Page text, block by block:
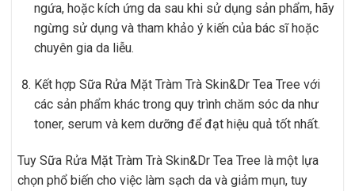
ngứa, hoặc kích ứng da sau khi sử dụng sản phẩm, hãy
ngừng sử dụng và tham khảo ý kiến của bác sĩ hoặc
chuyên gia da liễu.
Kết hợp Sữa Rửa Mặt Tràm Trà Skin&Dr Tea Tree với
các sản phẩm khác trong quy trình chăm sóc da như
toner, serum và kem dưỡng để đạt hiệu quả tốt nhất.
Tuy Sữa Rửa Mặt Tràm Trà Skin&Dr Tea Tree là một lựa
chọn phổ biến cho việc làm sạch da và giảm mụn, tuy